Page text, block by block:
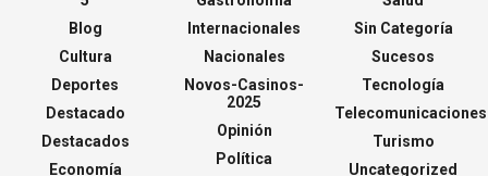
Blog
Cultura
Deportes
Destacado
Destacados
Economía
Internacionales
Nacionales
Novos-Casinos-
2025
Opinión
Política
Sin Categoría
Sucesos
Tecnología
Telecomunicaciones
Turismo
Uncategorized